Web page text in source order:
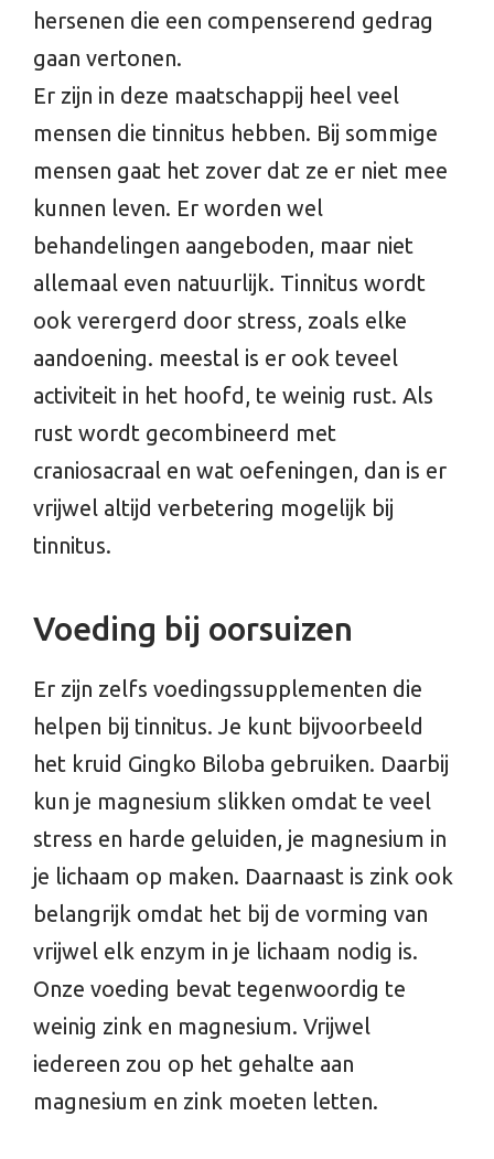
hersenen die een compenserend gedrag
gaan vertonen.
Er zijn in deze maatschappij heel veel
mensen die tinnitus hebben. Bij sommige
mensen gaat het zover dat ze er niet mee
kunnen leven. Er worden wel
behandelingen aangeboden, maar niet
allemaal even natuurlijk. Tinnitus wordt
ook verergerd door stress, zoals elke
aandoening. meestal is er ook teveel
activiteit in het hoofd, te weinig rust. Als
rust wordt gecombineerd met
craniosacraal en wat oefeningen, dan is er
vrijwel altijd verbetering mogelijk bij
tinnitus.
Voeding bij oorsuizen
Er zijn zelfs voedingssupplementen die
helpen bij tinnitus. Je kunt bijvoorbeeld
het kruid Gingko Biloba gebruiken. Daarbij
kun je magnesium slikken omdat te veel
stress en harde geluiden, je magnesium in
je lichaam op maken. Daarnaast is zink ook
belangrijk omdat het bij de vorming van
vrijwel elk enzym in je lichaam nodig is.
Onze voeding bevat tegenwoordig te
weinig zink en magnesium. Vrijwel
iedereen zou op het gehalte aan
magnesium en zink moeten letten.